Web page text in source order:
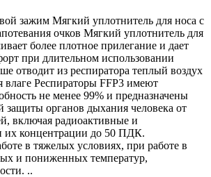
зажим Мягкий уплотнитель для носа с
очков Мягкий уплотнитель для
более плотное прилегание и дает
при длительном использовании
отводит из респиратора теплый воздух
влаге Респираторы FFP3 имеют
не менее 99% и предназначены
защиты органов дыхания человека от
включая радиоактивные и
их концентрации до 50 ПДК.
в тяжелых условиях, при работе в
и пониженных температур,
..